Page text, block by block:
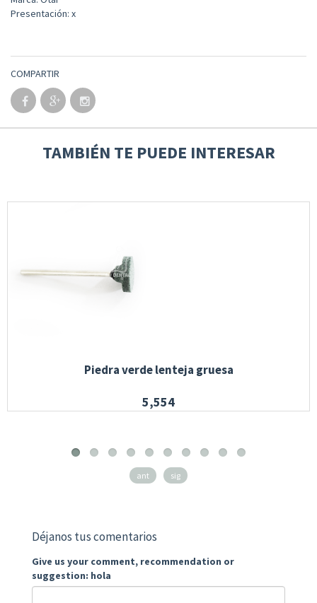
Presentación: x
COMPARTIR
TAMBIÉN TE PUEDE INTERESAR
Piedra verde lenteja gruesa
5,554
ant sig
Déjanos tus comentarios
Give us your comment, recommendation or
suggestion: hola